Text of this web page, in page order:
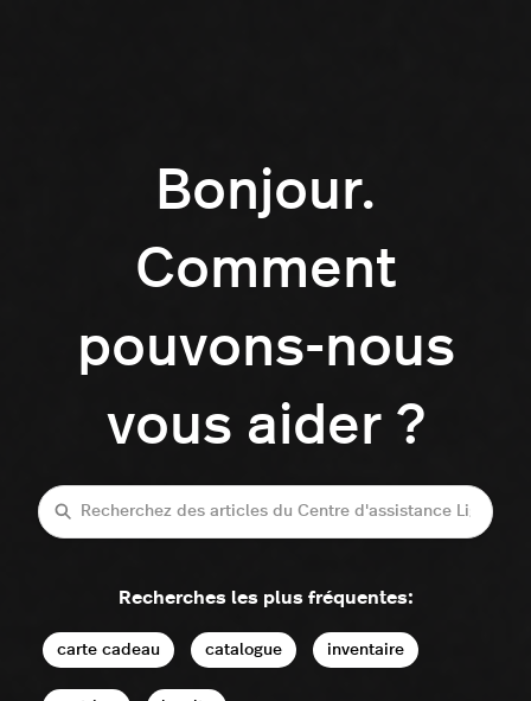
Bonjour.
Comment
pouvons-nous
vous aider ?
Recherche
Recherches les plus fréquentes:
carte cadeau catalogue inventaire